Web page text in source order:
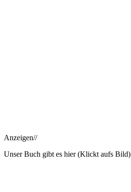
Anzeigen//
Unser Buch gibt es hier (Klickt aufs Bild)